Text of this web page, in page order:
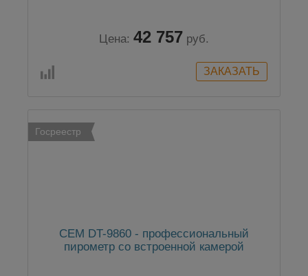
Цена: 42 757 руб.
Госреестр
CEM DT-9860 - профессиональный
пирометр со встроенной камерой